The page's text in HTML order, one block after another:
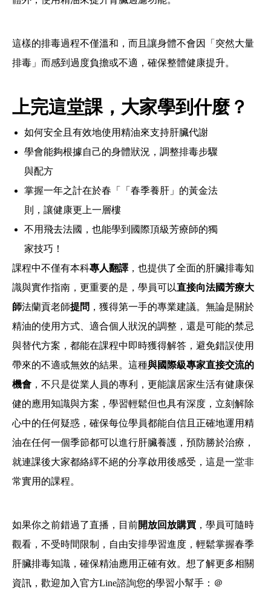
這樣的排毒過程不僅溫和，而且讓身體不會因「突然大量
排毒」而感到過度負擔或不適，確保整體健康提升。
上完這堂課，大家學到什麼？
如何安全且有效地使用精油來支持肝臟代謝
學會能夠根據自己的身體狀況，調整排毒步驟
與配方
掌握一年之計在於春「「春季養肝」的黃金法
則，讓健康更上一層樓
不用飛去法國，也能學到國際頂級芳療師的獨
家技巧！
課程中不僅有本科專人翻譯，也提供了全面的肝臟排毒知
識與實作指南，更重要的是，學員可以直接向法國芳療大
師法蘭貢老師提問 ，獲得第一手的專業建議。無論是關於
精油的使用方式、適合個人狀況的調整，還是可能的禁忌
與替代方案，都能在課程中即時獲得解答，避免錯誤使用
帶來的不適或無效的結果。這種與國際級專家直接交流的
機會 ，不只是從業人員的專利，更能讓居家生活有健康保
健的應用知識與方案，學習輕鬆但也具有深度，立刻解除
心中的任何疑惑，確保每位學員都能自信且正確地運用精
油在任何一個季節都可以進行肝臟養護，預防勝於治療，
就連課後大家都絡繹不絕的分享啟用後感受，這是一堂非
常實用的課程。
如果你之前錯過了直播，目前開放回放購買 ，學員可隨時
觀看，不受時間限制，自由安排學習進度，輕鬆掌握春季
肝臟排毒知識，確保精油應用正確有效。 想了解更多相關
資訊，歡迎加入官方Line諮詢您的學習小幫手：＠